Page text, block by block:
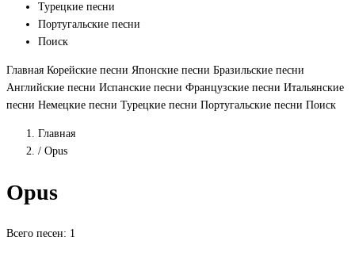
Турецкие песни
Португальские песни
Поиск
Главная Корейские песни Японские песни Бразильские песни
Английские песни Испанские песни Французские песни Итальянские
песни Немецкие песни Турецкие песни Португальские песни Поиск
Главная
/ Opus
Opus
Всего песен: 1